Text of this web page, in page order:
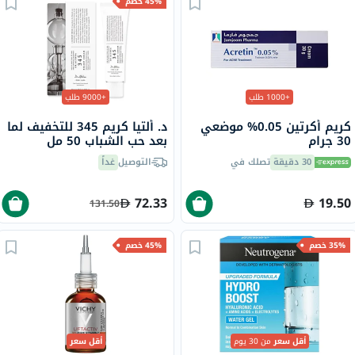
+1000 طلب
كريم أكرتين 0.05% موضعي
30 جرام
30 دقيقة تصلك في
19.50
+9000 طلب
د. ألتيا كريم 345 للتخفيف لما
بعد حب الشباب 50 مل
التوصيلغداً
72.33
131.50
35% خصم
أقل سعرمن 30 يوم
45% خصم
أقل سعر